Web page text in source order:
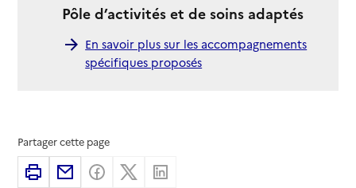
Pôle d’activités et de soins adaptés
En savoir plus sur les accompagnements
spécifiques proposés
Partager cette page
ImprimerPartager par email
Partager sur Facebook
Partager sur X